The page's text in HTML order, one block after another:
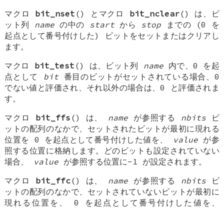
マクロ bit_nset () とマクロ bit_nclear() は、ビ
ット列 nameの中の startから stop までの (0 を
起点として番号付けした) ビットをセットまたはクリアし
ます。
マクロ bit_test () は、ビット列 name内で、0 を起
点として bit番目のビットがセットされている場合、0
でない値と評価され、それ以外の場合は、0 と評価されま
す。
マクロ bit_ffs () は、 name が参照する nbitsビ
ットの配列のなかで、セットされたビットが最初に現れる
位置を 0 を起点として番号付けした値を、
valueが参
照する位置に格納します。どのビットも設定されていない
場合、 value が参照する位置に-1 が設定されます。
マクロ bit_ffc() は、 name が参照する nbitsビ
ットの配列のなかで、セットされていないビットが最初に
現れる位置を、 0 を起点として番号付けした値を、